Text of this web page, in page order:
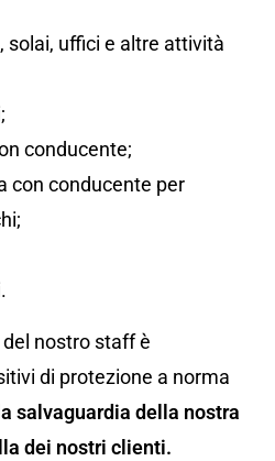
solai, uffici e altre attività
conducente;
con conducente per
nostro staff è
di protezione a norma
salvaguardia della nostra
dei nostri clienti.